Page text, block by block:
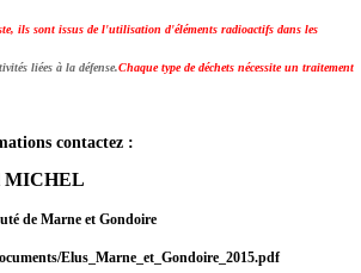
ils sont issus de l'utilisation d'éléments radioactifs dans les
liées à la défense.Chaque type de déchets nécessite un traitement
contactez :
MICHEL
de Marne et Gondoire
Elus_Marne_et_Gondoire_2015.pdf